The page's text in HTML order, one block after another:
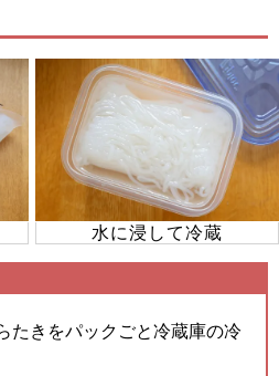
水に浸して冷蔵
たきをパックごと冷蔵庫の冷